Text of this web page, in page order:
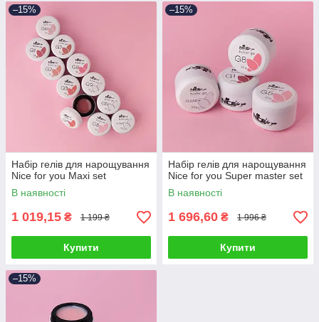
–15%
Набір гелів для нарощування
Nice for you Maxi set
В наявності
1 019,15 ₴ 1 199 ₴
Купити
–15%
Набір гелів для нарощування
Nice for you Super master set
В наявності
1 696,60 ₴ 1 996 ₴
Купити
–15%